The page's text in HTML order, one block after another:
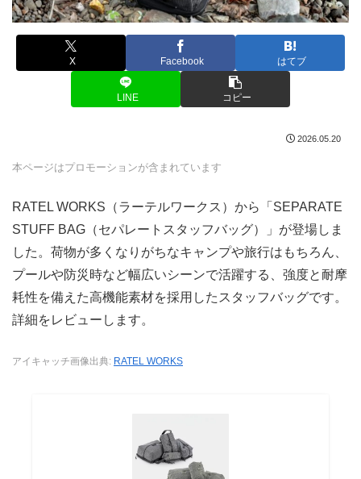
X Facebook はてブ
LINE コピー
2026.05.20
本ページはプロモーションが含まれています
RATEL WORKS（ラーテルワークス）から「SEPARATE
STUFF BAG（セパレートスタッフバッグ）」が登場しま
した。荷物が多くなりがちなキャンプや旅行はもちろん、
プールや防災時など幅広いシーンで活躍する、強度と耐摩
耗性を備えた高機能素材を採用したスタッフバッグです。
詳細をレビューします。
アイキャッチ画像出典: RATEL WORKS